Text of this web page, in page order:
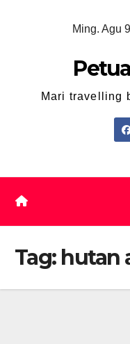
Ming. Agu
Mari travelling
Tag: hutan